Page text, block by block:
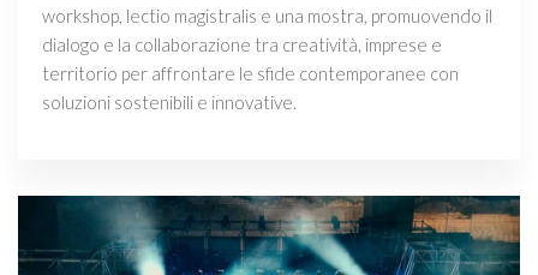
workshop, lectio magistralis e una mostra, promuovendo il
dialogo e la collaborazione tra creatività, imprese e
territorio per affrontare le sfide contemporanee con
soluzioni sostenibili e innovative.